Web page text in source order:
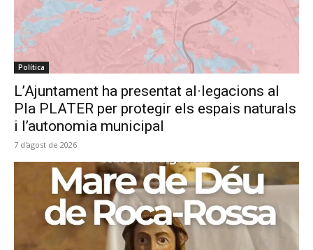
Política
L’Ajuntament ha presentat al·legacions al
Pla PLATER per protegir els espais naturals
i l’autonomia municipal
7 d'agost de 2026